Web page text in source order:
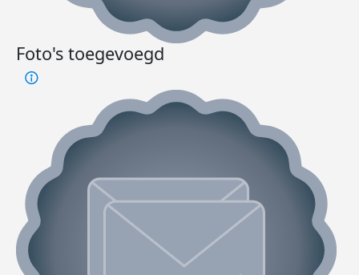
Foto's toegevoegd